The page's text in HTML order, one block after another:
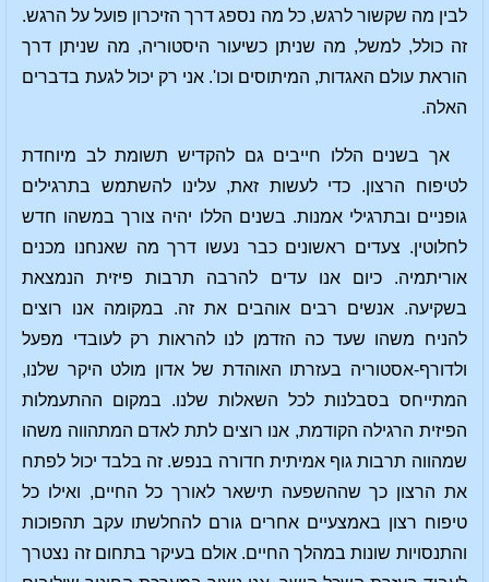
לבין מה שקשור לרגש, כל מה נספג דרך הזיכרון פועל על הרגש.
זה כולל, למשל, מה שניתן כשיעור היסטוריה, מה שניתן דרך
הוראת עולם האגדות, המיתוסים וכו'. אני רק יכול לגעת בדברים
האלה.
אך בשנים הללו חייבים גם להקדיש תשומת לב מיוחדת
לטיפוח הרצון. כדי לעשות זאת, עלינו להשתמש בתרגילים
גופניים ובתרגילי אמנות. בשנים הללו יהיה צורך במשהו חדש
לחלוטין. צעדים ראשונים כבר נעשו דרך מה שאנחנו מכנים
אוריתמיה. כיום אנו עדים להרבה תרבות פיזית הנמצאת
בשקיעה. אנשים רבים אוהבים את זה. במקומה אנו רוצים
להניח משהו שעד כה הזדמן לנו להראות רק לעובדי מפעל
ולדורף-אסטוריה בעזרתו האוהדת של אדון מולט היקר שלנו,
המתייחס בסבלנות לכל השאלות שלנו. במקום ההתעמלות
הפיזית הרגילה הקודמת, אנו רוצים לתת לאדם המתהווה משהו
שמהווה תרבות גוף אמיתית חדורה בנפש. זה בלבד יכול לפתח
את הרצון כך שההשפעה תישאר לאורך כל החיים, ואילו כל
טיפוח רצון באמצעיים אחרים גורם להחלשתו עקב תהפוכות
והתנסויות שונות במהלך החיים. אולם בעיקר בתחום זה נצטרך